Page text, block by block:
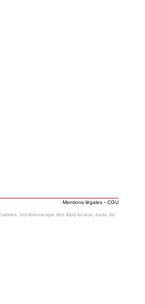
Mentions légales - CGU
trombinoscope des élus locaux, base de